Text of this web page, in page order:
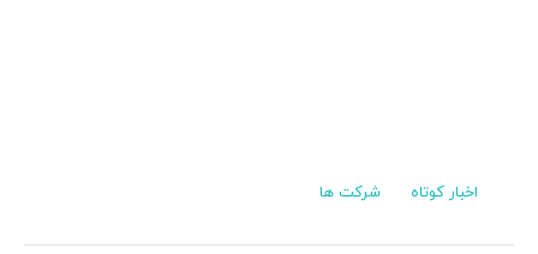
اخبار کوتاه شرکت ها